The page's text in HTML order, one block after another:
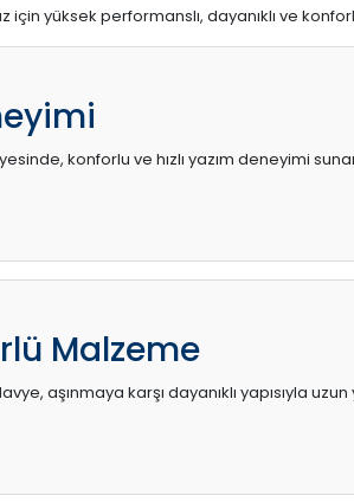
için yüksek performanslı, dayanıklı ve
konforlu ve hızlı yazım deneyimi
Malzeme
aşınmaya karşı dayanıklı yapısıyla uzun